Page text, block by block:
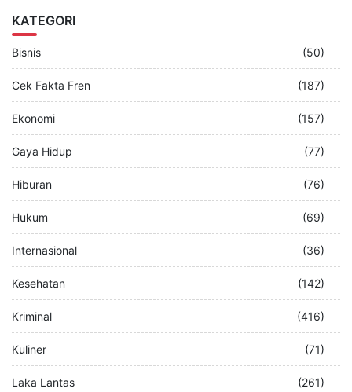
KATEGORI
Bisnis (50)
Cek Fakta Fren (187)
Ekonomi (157)
Gaya Hidup (77)
Hiburan (76)
Hukum (69)
Internasional (36)
Kesehatan (142)
Kriminal (416)
Kuliner (71)
Laka Lantas (261)